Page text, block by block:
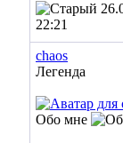
22:21
chaos
Легенда
Обо мне